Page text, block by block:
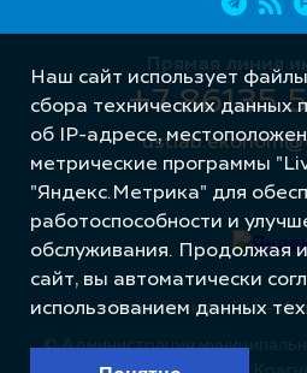
Прямая линия
+7 86135
© Администрация
Разработка сайта –
Наш сайт использует
сбора технических данных
об IP-адресе,
метрические программы
"Яндекс.Метрика" для
работоспособности и
обслуживания. Продолжая
сайт, вы автоматически
использованием данных